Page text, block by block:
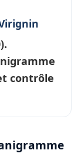
contrôle